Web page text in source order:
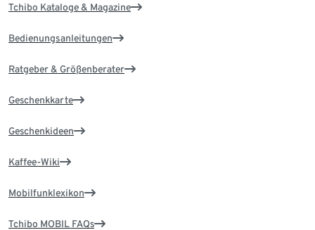
Tchibo Kataloge & Magazine
Bedienungsanleitungen
Ratgeber & Größenberater
Geschenkkarte
Geschenkideen
Kaffee-Wiki
Mobilfunklexikon
Tchibo MOBIL FAQs